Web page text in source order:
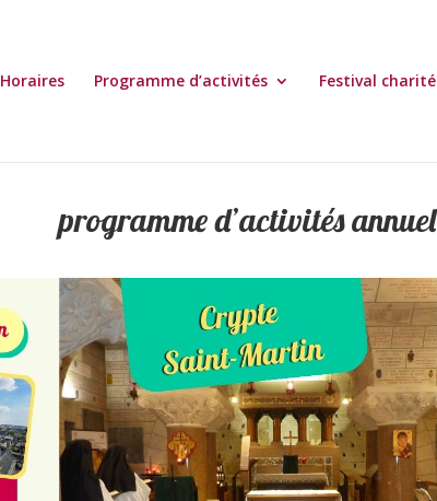
Horaires Programme d’activités Festival charité
programme d’activités annuel